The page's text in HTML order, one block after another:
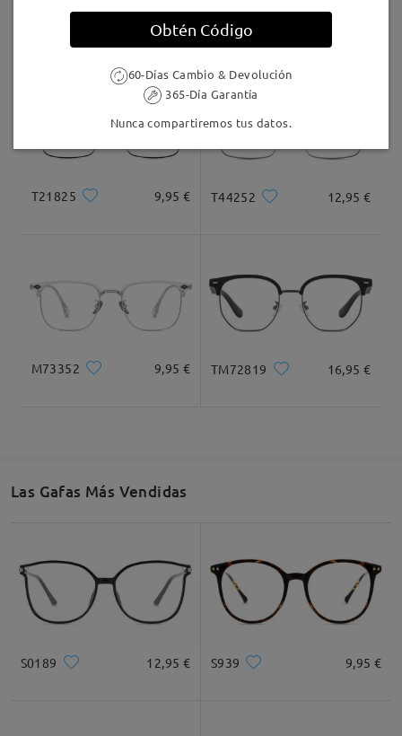
5-7 días laborales detalles
T21825 9,95 € T44252 12,95 €
M73352 9,95 € TM72819 16,95 €
Las Gafas Más Vendidas
S0189 12,95 € S939 9,95 €
Obtén Código
60-Días Cambio & Devolución
365-Día Garantía
Nunca compartiremos tus datos.